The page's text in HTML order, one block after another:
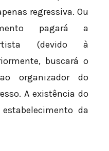
regressiva. Ou
pagará a
(devido à
buscará o
organizador do
A existência do
da